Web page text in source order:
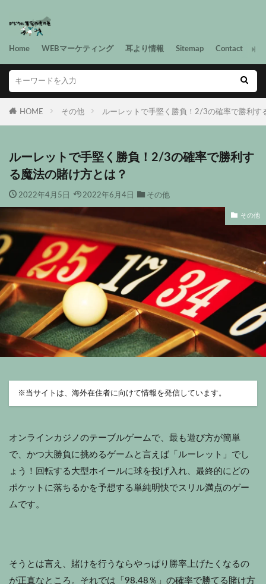
Home WEBマーケティング 耳より情報 Sitemap Contact
HOME その他 ルーレットで手堅く勝負！2/3の確率で勝利す
ルーレットで手堅く勝負！2/3の確率で勝利す
る魔法の賭け方とは？
2022年4月5日 2022年6月4日 その他
その他
※ 当サイトは、海外在住者に向けて情報を発信しています。
オンラインカジノのテーブルゲームで、最も遊び方が簡単
で、かつ大勝負に挑めるゲームと言えば「ルーレット」でし
ょう！回転する大型ホイールに球を投げ入れ、最終的にどの
ポケットに落ちるかを予想する単純明快でスリル満点のゲー
ムです。
そうとは言え、賭けを行うならやっぱり勝率上げたくなるの
が正直なところ。それでは「98.48％」の確率で勝てる賭け方